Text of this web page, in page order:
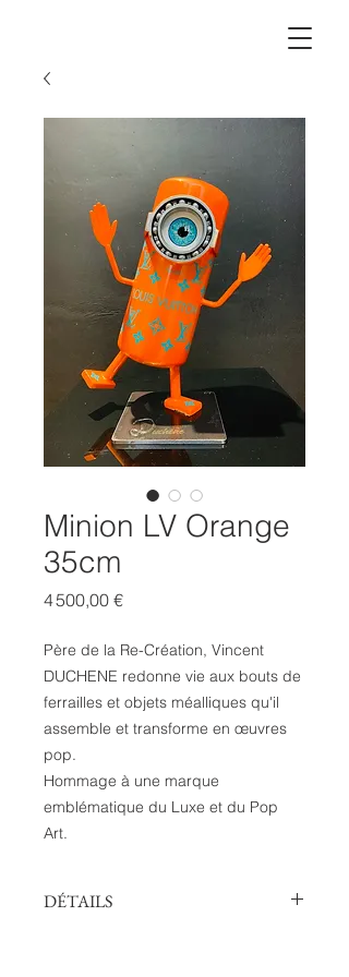
Minion LV Orange
35cm
4 500,00 €Prix
Père de la Re-Création, Vincent
DUCHENE redonne vie aux bouts de
ferrailles et objets méalliques qu'il
assemble et transforme en œuvres
pop.
Hommage à une marque
emblématique du Luxe et du Pop
Art.
DÉTAILS